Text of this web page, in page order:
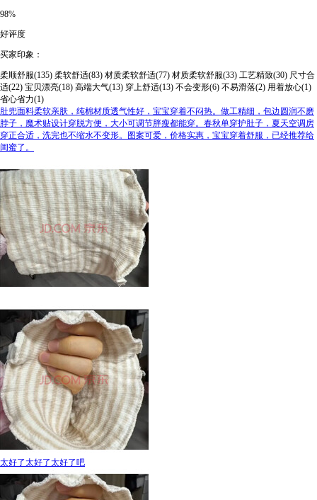
98%
好评度
买家印象：
柔顺舒服(135) 柔软舒适(83) 材质柔软舒适(77) 材质柔软舒服(33) 工艺精致(30) 尺寸合
适(22) 宝贝漂亮(18) 高端大气(13) 穿上舒适(13) 不会变形(6) 不易滑落(2) 用着放心(1)
省心省力(1)
肚兜面料柔软亲肤，纯棉材质透气性好，宝宝穿着不闷热。做工精细，包边圆润不磨
脖子，魔术贴设计穿脱方便，大小可调节胖瘦都能穿。春秋单穿护肚子，夏天空调房
穿正合适，洗完也不缩水不变形。图案可爱，价格实惠，宝宝穿着舒服，已经推荐给
闺蜜了。
太好了太好了太好了吧